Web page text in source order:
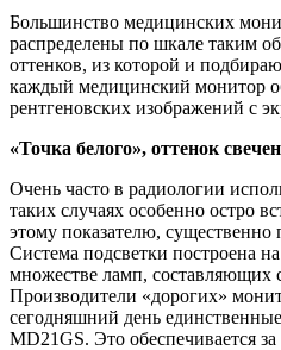
Большинство медицинских
распределены по шкале таким
оттенков, из которой и
каждый медицинский монитор
рентгеновских изображений с
«Точка белого», оттенок
Очень часто в радиологии
таких случаях особенно остро
этому показателю, существенно
Система подсветки построена
множестве ламп, составляющих
Производители «дорогих»
сегодняшний день
MD21GS. Это обеспечивается